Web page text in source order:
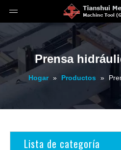
Prensa
Hogar » Productos »
Lista de categoría